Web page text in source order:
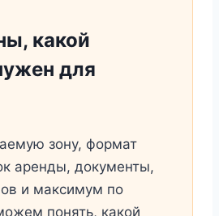
какой
для
зону, формат
аренды, документы,
и максимум по
понять, какой